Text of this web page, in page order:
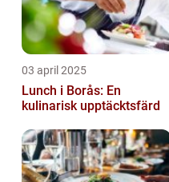
03 april 2025
Lunch i Borås: En
kulinarisk upptäcktsfärd